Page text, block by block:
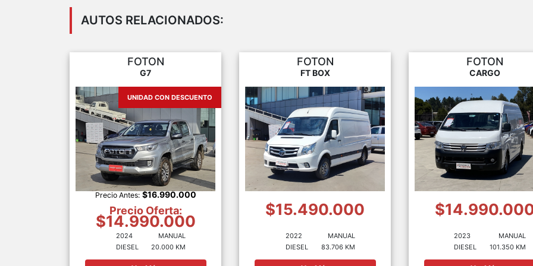
AUTOS RELACIONADOS:
FOTON
G7
UNIDAD CON DESCUENTO
Precio Antes: $16.990.000
Precio Oferta:
$14.990.000
2024
DIESEL
MANUAL
20.000 KM
FOTON
FT BOX
$15.490.000
2022
DIESEL
MANUAL
83.706 KM
FOTON
CARGO
2023
DIESEL
MANUAL
101.350 KM